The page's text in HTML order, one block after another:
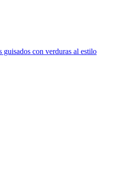
guisados con verduras al estilo